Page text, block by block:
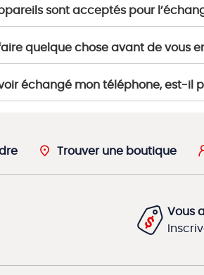
sont acceptés pour
quelque chose avant de vous
échangé mon téléphone, est-il
Trouver une boutique
Vous